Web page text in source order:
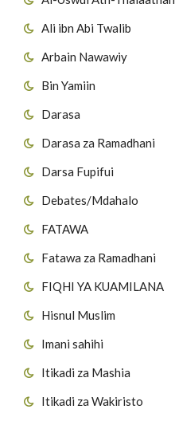
Ali ibn Abi Twalib
Arbain Nawawiy
Bin Yamiin
Darasa
Darasa za Ramadhani
Darsa Fupifui
Debates/Mdahalo
FATAWA
Fatawa za Ramadhani
FIQHI YA KUAMILANA
Hisnul Muslim
Imani sahihi
Itikadi za Mashia
Itikadi za Wakiristo